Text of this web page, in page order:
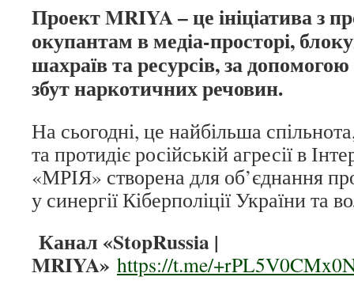
Проект MRIYA – це ініціатива з
окупантам в медіа-просторі,
шахраїв та ресурсів, за
збут наркотичних речовин.
На сьогодні, це найбільша
та протидіє російській агресії в
«МРІЯ» створена для об’єднання
у синергії Кіберполіції України та
Канал «StopRussia |
MRIYA» https://t.me/